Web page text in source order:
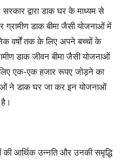
द्वारा डाक घर के माध्यम से
ग्रामीण डाक बीमा जैसी योजनाओं में
वर्षों तक के लिए अपने बच्चों के
डाक जीवन बीमा जैसी योजनाओं
एक-एक हजार रूपए जोड़ने का
ने डाक घर जा कर इन योजनाओं
की आर्थिक उन्नति और उनकी समृद्धि